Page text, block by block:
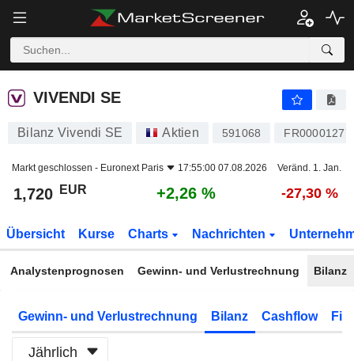
VIVENDI SE
VIVENDI SE
Bilanz Vivendi SE Aktien 591068
Markt geschlossen - Euronext Paris 17:55:00 07.08.2026 Veränd. 1. Jan.
1,720 EUR +2,26 % -27,30 %
Übersicht Kurse Charts Nachrichten
Analystenprognosen Gewinn- und Verlustrechnung Bilanz
Gewinn- und Verlustrechnung Bilanz Cashflow
Jährlich